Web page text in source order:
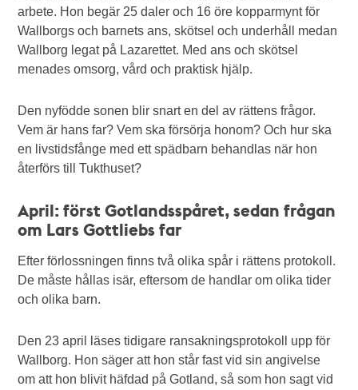
arbete. Hon begär 25 daler och 16 öre kopparmynt för
Wallborgs och barnets ans, skötsel och underhåll medan
Wallborg legat på Lazarettet. Med ans och skötsel
menades omsorg, vård och praktisk hjälp.
Den nyfödde sonen blir snart en del av rättens frågor.
Vem är hans far? Vem ska försörja honom? Och hur ska
en livstidsfånge med ett spädbarn behandlas när hon
återförs till Tukthuset?
April: först Gotlandsspåret, sedan frågan
om Lars Gottliebs far
Efter förlossningen finns två olika spår i rättens protokoll.
De måste hållas isär, eftersom de handlar om olika tider
och olika barn.
Den 23 april läses tidigare ransakningsprotokoll upp för
Wallborg. Hon säger att hon står fast vid sin angivelse
om att hon blivit häfdad på Gotland, så som hon sagt vid